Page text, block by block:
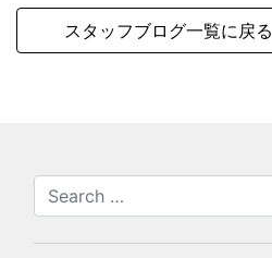
スタッフブログ一覧に戻る